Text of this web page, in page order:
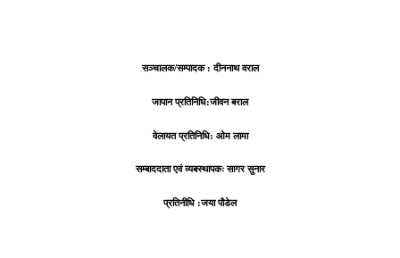
सञ्चालक/सम्पादक : दीननाथ वराल
जापान प्रतिनिधि:जीवन बराल
वेलायत प्रतिनिधि: ओम लामा
सम्बाददाता एवं व्यबस्थापकः सागर सुनार
प्रतिनीधि :जया पौडेल